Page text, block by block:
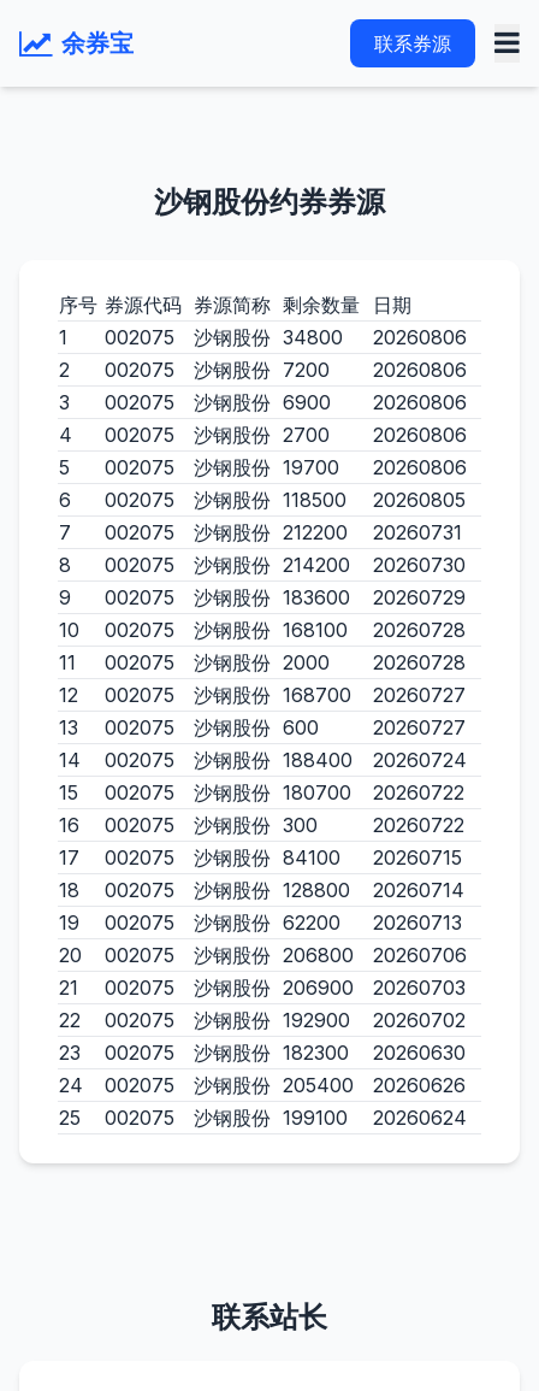
余券宝 联系券源
沙钢股份约券券源
序号 券源代码 券源简称 剩余数量
日期
1
002075 沙钢股份 34800
20260806
2
002075 沙钢股份 7200
20260806
3
002075 沙钢股份 6900
20260806
4
002075 沙钢股份 2700
20260806
5
002075 沙钢股份 19700
20260806
6
002075 沙钢股份 118500
20260805
7
002075 沙钢股份 212200
20260731
8
002075 沙钢股份 214200
20260730
9
002075 沙钢股份 183600
20260729
10
002075 沙钢股份 168100
20260728
11
002075 沙钢股份 2000
20260728
12
002075 沙钢股份 168700
20260727
13
002075 沙钢股份 600
20260727
14
002075 沙钢股份 188400
20260724
15
002075 沙钢股份 180700
20260722
16
002075 沙钢股份 300
20260722
17
002075 沙钢股份 84100
20260715
18
002075 沙钢股份 128800
20260714
19
002075 沙钢股份 62200
20260713
20
002075 沙钢股份 206800
20260706
21
002075 沙钢股份 206900
20260703
22
002075 沙钢股份 192900
20260702
23
002075 沙钢股份 182300
20260630
24
002075 沙钢股份 205400
20260626
25
002075 沙钢股份 199100 20260624
联系站长